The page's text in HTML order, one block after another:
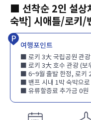
■ 선착순 2인 설
숙박] 시애틀/로키/
여행포인트
■ 로키 3大 국립공원 관
■ 로키 3大 호수 관광 (보
■ 6~9월 출발 한정, 로키
■ 밴프 시내 1박 숙박으로
■ 유류할증료 추가금 0원